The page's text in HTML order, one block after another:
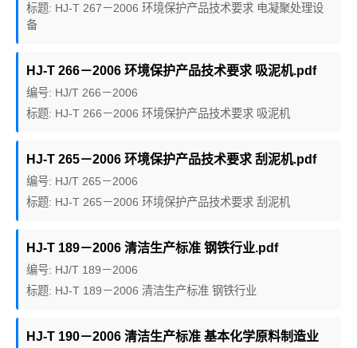
标题: HJ-T 267－2006 环境保护产品技术要求 电凝聚处理设
备
HJ-T 266－2006 环境保护产品技术要求 吸泥机.pdf
编号: HJ/T 266－2006
标题: HJ-T 266－2006 环境保护产品技术要求 吸泥机
HJ-T 265－2006 环境保护产品技术要求 刮泥机.pdf
编号: HJ/T 265－2006
标题: HJ-T 265－2006 环境保护产品技术要求 刮泥机
HJ-T 189－2006 清洁生产标准 钢铁行业.pdf
编号: HJ/T 189－2006
标题: HJ-T 189－2006 清洁生产标准 钢铁行业
HJ-T 190－2006 清洁生产标准 基本化学原料制造业